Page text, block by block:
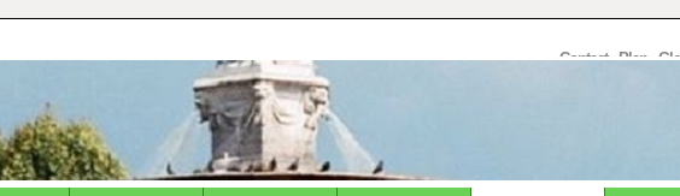
Contact-Plan-